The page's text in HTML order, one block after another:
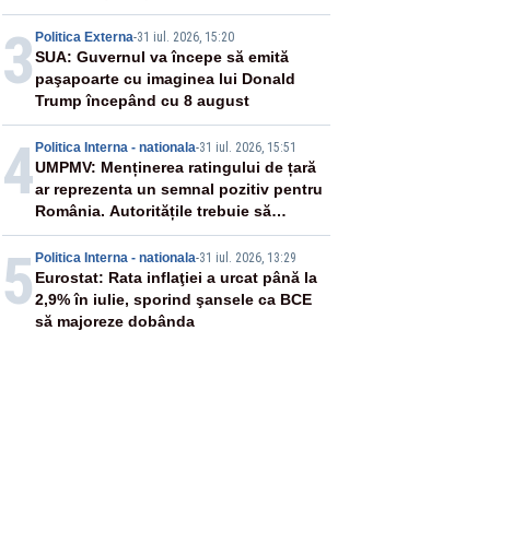
3 Politica Externa-31 iul. 2026, 15:20
SUA: Guvernul va începe să emită
paşapoarte cu imaginea lui Donald
Trump începând cu 8 august
4Politica Interna - nationala-31 iul. 2026, 15:51
UMPMV: Menținerea ratingului de țară
ar reprezenta un semnal pozitiv pentru
România. Autoritățile trebuie să
continue consolidarea stabilității
economice și financiare
5 Politica Interna - nationala-31 iul. 2026, 13:29
Eurostat: Rata inflaţiei a urcat până la
2,9% în iulie, sporind şansele ca BCE
să majoreze dobânda